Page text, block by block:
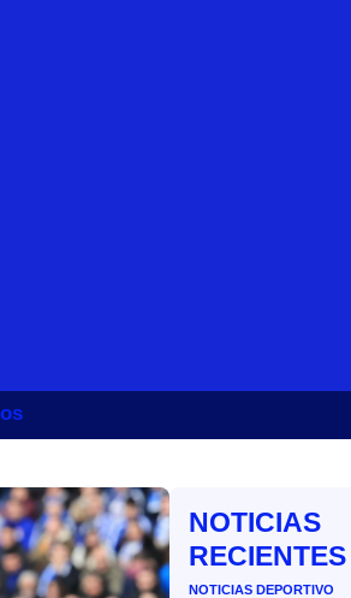
NOTICIAS
RECIENTES
NOTICIAS DEPORTIVO